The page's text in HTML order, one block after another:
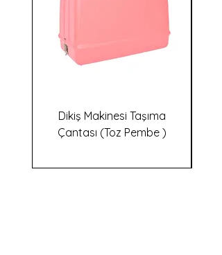
Dikiş Makinesi Taşıma
Çantası (Toz Pembe )